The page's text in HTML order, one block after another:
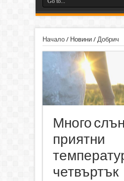
Начало/ Новини/ Добрич
Много
приятни
четвъртък